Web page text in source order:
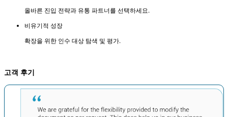
올바른 진입 전략과 유통 파트너를 선택하세요.
비유기적 성장
확장을 위한 인수 대상 탐색 및 평가.
고객 후기